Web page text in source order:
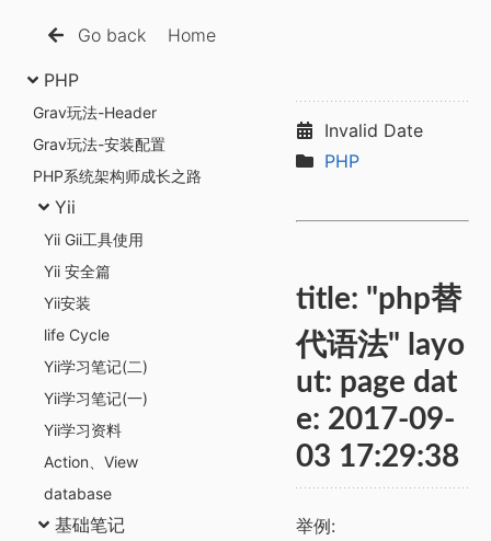
Go back Home
PHP
Grav玩法-Header
Grav玩法-安装配置
PHP系统架构师成长之路
Yii
Yii Gii工具使用
Yii 安全篇
Yii安装
life Cycle
Yii学习笔记(二)
Yii学习笔记(一)
Yii学习资料
Action、View
database
基础笔记
Invalid Date
PHP
title: "php替
代语法" layo
ut: page dat
e: 2017-09-
03 17:29:38
举例: